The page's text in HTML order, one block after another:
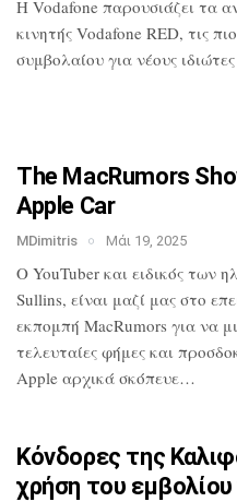
H Vodafone παρουσιάζει τα
κινητής Vodafone RED, τις
συμβολαίου για νέους
The MacRumors
Apple Car
MDimitris Μάι 19, 2025
Ο YouTuber και ειδικός των
Sullins, είναι μαζί μας στο
εκπομπή MacRumors για να
τελευταίες φήμες και
Apple αρχικά σκόπευε…
Κόνδορες της
χρήση του εμβολίου